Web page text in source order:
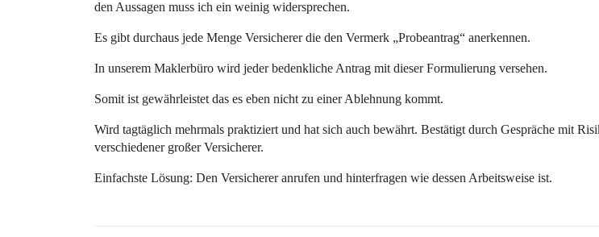
den Aussagen muss ich ein weinig widersprechen.
Es gibt durchaus jede Menge Versicherer die den Vermerk „Probeantrag“ anerkennen.
In unserem Maklerbüro wird jeder bedenkliche Antrag mit dieser Formulierung versehen.
Somit ist gewährleistet das es eben nicht zu einer Ablehnung kommt.
Wird tagtäglich mehrmals praktiziert und hat sich auch bewährt. Bestätigt durch Gespräche mit
verschiedener großer Versicherer.
Einfachste Lösung: Den Versicherer anrufen und hinterfragen wie dessen Arbeitsweise ist.